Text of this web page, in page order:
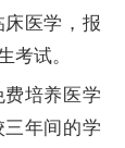
医学，报
考试。
培养医学
年间的学